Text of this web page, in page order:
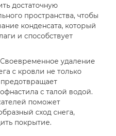
достаточную
пространства, чтобы
конденсата, который
и способствует
Своевременное удаление
с кровли не только
с талой водой.
поможет
сход снега,
покрытие.